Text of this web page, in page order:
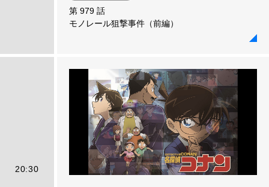
第 979 話
モノレール狙撃事件（前編）
20:30